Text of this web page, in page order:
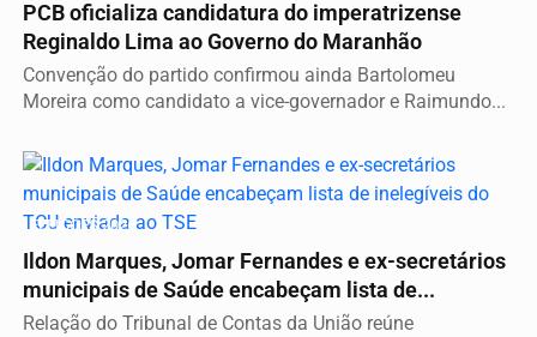
PCB oficializa candidatura do imperatrizense
Reginaldo Lima ao Governo do Maranhão
Convenção do partido confirmou ainda Bartolomeu
Moreira como candidato a vice-governador e Raimundo...
ELEIÇÕES 2026
Ildon Marques, Jomar Fernandes e ex-secretários
municipais de Saúde encabeçam lista de...
Relação do Tribunal de Contas da União reúne